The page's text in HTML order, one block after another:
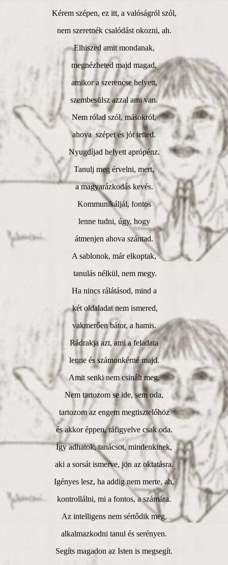
Kérem szépen, ez itt, a valóságról szól,
nem szeretnék csalódást okozni, ah.
Elhiszed amit mondanak,
megnézheted majd magad,
amikor a szerencse helyett,
szembesülsz azzal ami van.
Nem rólad szól, másokról,
ahova szépet és jót tetted.
Nyugdíjad helyett aprópénz.
Tanulj meg érvelni, mert,
a magyarázkodás kevés.
Kommunikáljál, fontos
lenne tudni, úgy, hogy
átmenjen ahova szántad.
A sablonok, már elkoptak,
tanulás nélkül, nem megy.
Ha nincs rálátásod, mind a
két oldaladat nem ismered,
vakmerően bátor, a hamis.
Rádrakja azt, ami a feladata
lenne és számonkérné majd.
Amit senki nem csinált meg.
Nem tartozom se ide, sem oda,
tartozom az engem megtisztelőhöz
és akkor éppen, ráfigyelve csak oda.
Így adhatok, tanácsot, mindenkinek,
aki a sorsát ismerve, jön az oktatásra.
Igényes lesz, ha addig nem merte, ah,
kontrollálni, mi a fontos, a számára.
Az intelligens nem sértődik meg,
alkalmazkodni tanul és serényen.
Segíts magadon az Isten is megsegít.